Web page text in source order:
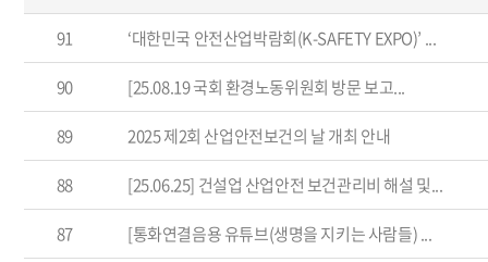
91 ‘대한민국 안전산업박람회(K-SAFETY EXPO)’ ...
90 [25.08.19 국회 환경노동위원회 방문 보고...
89 2025 제2회 산업안전보건의 날 개최 안내
88 [25.06.25] 건설업 산업안전 보건관리비 해설 및...
87 [통화연결음용 유튜브(생명을 지키는 사람들) ...